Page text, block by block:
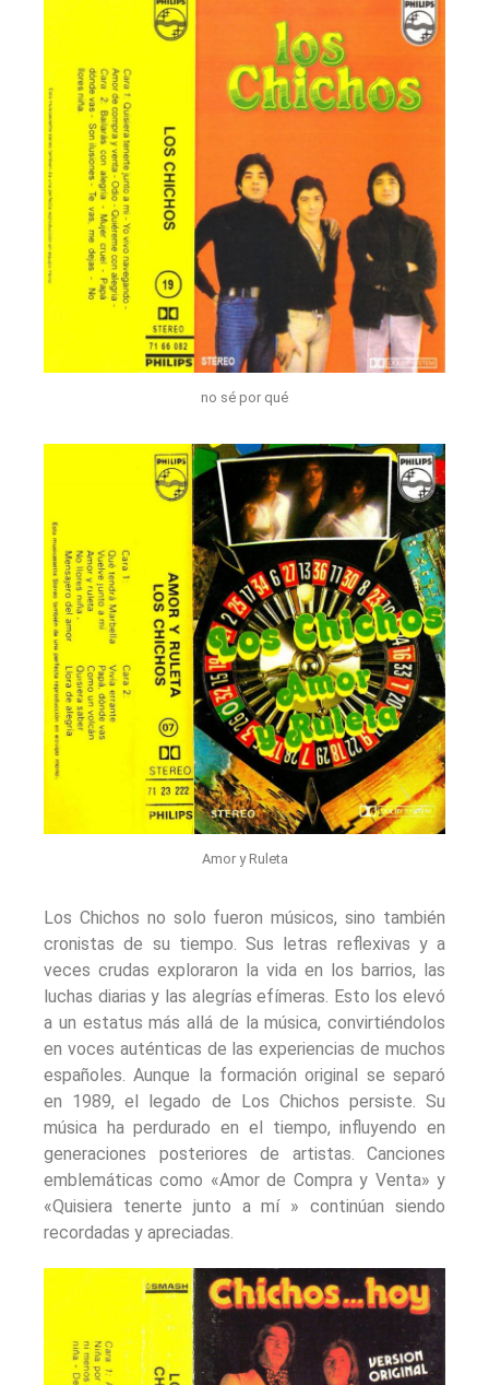
no sé por qué
Amor y Ruleta
Los Chichos no solo fueron músicos, sino también
cronistas de su tiempo. Sus letras reflexivas y a
veces crudas exploraron la vida en los barrios, las
luchas diarias y las alegrías efímeras. Esto los elevó
a un estatus más allá de la música, convirtiéndolos
en voces auténticas de las experiencias de muchos
españoles. Aunque la formación original se separó
en 1989, el legado de Los Chichos persiste. Su
música ha perdurado en el tiempo, influyendo en
generaciones posteriores de artistas. Canciones
emblemáticas como «Amor de Compra y Venta» y
«Quisiera tenerte junto a mí » continúan siendo
recordadas y apreciadas.